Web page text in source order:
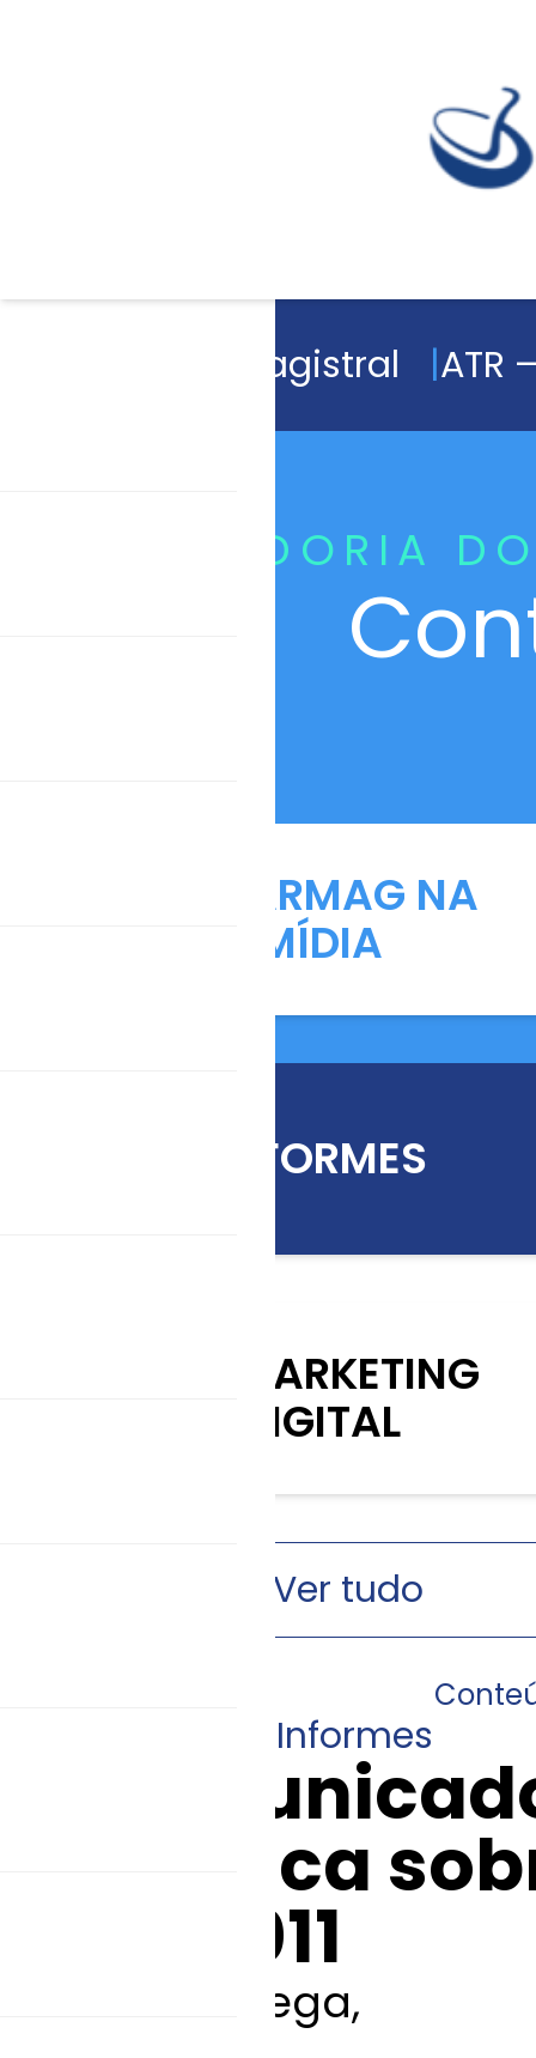
Academia Magistral ATR
CURADORIA
ANFARMAG NA
MÍDIA
INFORMES
KIT MARKETING
DIGITAL
Informes
Técnica
20/2011
Caro colega,